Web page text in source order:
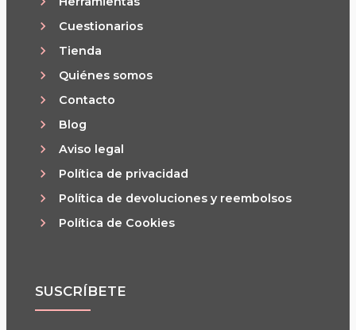
Cuestionarios
Tienda
Quiénes somos
Contacto
Blog
Aviso legal
Política de privacidad
Política de devoluciones y reembolsos
Política de Cookies
SUSCRÍBETE